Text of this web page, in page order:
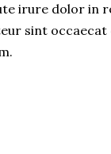
irure dolor in
sint